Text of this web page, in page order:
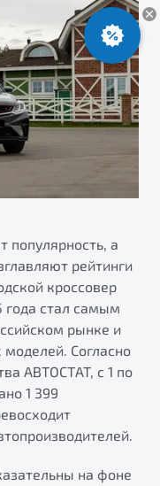
покупке
популярность, а
рейтинги
кроссовер
года стал самым
рынке и
моделей. Согласно
АВТОСТАТ, с 1 по
1 399
на фоне